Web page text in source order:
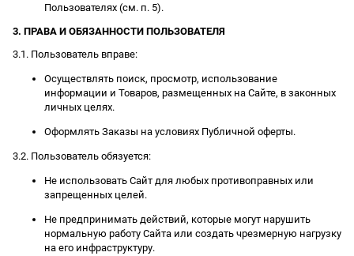
Пользователях (см. п. 5).
3. ПРАВА И ОБЯЗАННОСТИ ПОЛЬЗОВАТЕЛЯ
3.1. Пользователь вправе:
Осуществлять поиск, просмотр, использование
информации и Товаров, размещенных на Сайте, в законных
личных целях.
Оформлять Заказы на условиях Публичной оферты.
3.2. Пользователь обязуется:
Не использовать Сайт для любых противоправных или
запрещенных целей.
Не предпринимать действий, которые могут нарушить
нормальную работу Сайта или создать чрезмерную нагрузку
на его инфраструктуру.